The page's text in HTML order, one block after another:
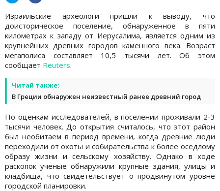
Израильские археологи пришли к выводу, что
доисторическое поселение, обнаруженное в пяти
километрах к западу от Иерусалима, является одним из
крупнейших древних городов каменного века. Возраст
мегаполиса составляет 10,5 тысячи лет. Об этом
сообщает Reuters.
Читай также:
В Греции обнаружен неизвестный ранее древний город
По оценкам исследователей, в поселении проживали 2-3
тысячи человек. До открытия считалось, что этот район
был необитаем в период времени, когда древние люди
переходили от охоты и собирательства к более оседлому
образу жизни и сельскому хозяйству. Однако в ходе
раскопок ученые обнаружили крупные здания, улицы и
кладбища, что свидетельствует о продвинутом уровне
городской планировки.